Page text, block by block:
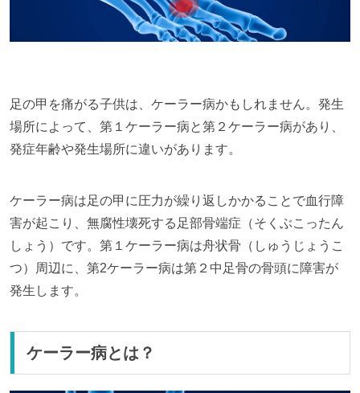
足の甲を痛がる子供は、ケーラー病かもしれません。発生
場所によって、第１ケーラー病と第２ケーラー病があり、
発症年齢や発生場所に違いがあります。
ケーラー病は足の甲に圧力が繰り返しかかることで血行障
害が起こり、無腐性壊死する足部骨端症（そくぶこったん
しょう）です。第１ケーラー病は舟状骨（しゅうじょうこ
つ）周辺に、第2ケーラー病は第２中足骨の骨頭に障害が
発生します。
ケーラー病とは？